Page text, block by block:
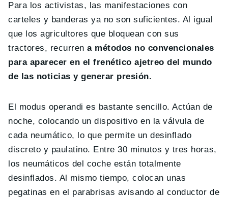
Para los activistas, las manifestaciones con
carteles y banderas ya no son suficientes. Al igual
que los agricultores que bloquean con sus
tractores, recurrena métodos no convencionales
para aparecer en el frenético ajetreo del mundo
de las noticias y generar presión.
El modus operandi es bastante sencillo. Actúan de
noche, colocando un dispositivo en la válvula de
cada neumático, lo que permite un desinflado
discreto y paulatino. Entre 30 minutos y tres horas,
los neumáticos del coche están totalmente
desinflados. Al mismo tiempo, colocan unas
pegatinas en el parabrisas avisando al conductor de